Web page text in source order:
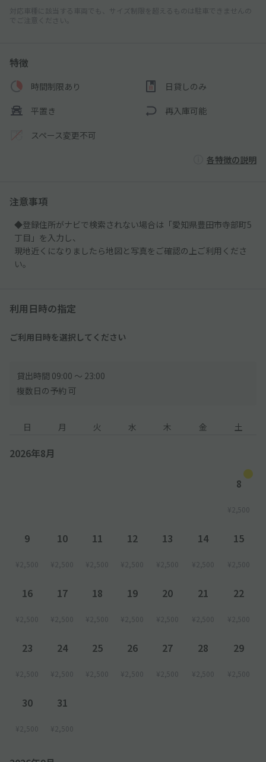
対応車種に該当する車両でも、サイズ制限を超えるものは駐車できませんの
でご注意ください。
特徴
時間制限あり 日貸しのみ
平置き 再入庫可能
スペース変更不可
各特徴の説明
注意事項
◆登録住所がナビで検索されない場合は「愛知県豊田市寺部町5
丁目」を入力し、
現地近くになりましたら地図と写真をご確認の上ご利用くださ
い。
利用日時の指定
ご利用日時を選択してください
貸出時間 09:00 〜 23:00
複数日の予約 可
日 月 火 水 木 金 土
2026年8月
8
¥2,500
9
¥2,500
10
¥2,500
11
¥2,500
12
¥2,500
13
¥2,500
14
¥2,500
15
¥2,500
16
¥2,500
17
¥2,500
18
¥2,500
19
¥2,500
20
¥2,500
21
¥2,500
22
¥2,500
23
¥2,500
24
¥2,500
25
¥2,500
26
¥2,500
27
¥2,500
28
¥2,500
29
¥2,500
30
¥2,500
31
¥2,500